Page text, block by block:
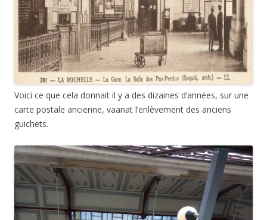
Voici quand même un détail des lanterneaux (ils avaient été
endommagés par la tempête de 1999 et leur restauration a